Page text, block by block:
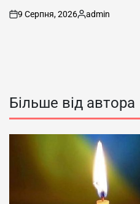
on
9 Серпня, 2026
Опубліковано
admin
Більше від автора